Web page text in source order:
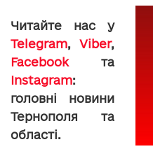
Читайте нас у
Telegram, Viber,
Facebookта
Instagram:
головні новини
Тернополя та
області.